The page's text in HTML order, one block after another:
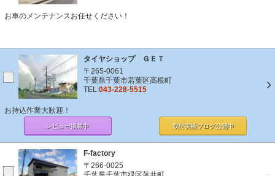
お車のメンテナンスお任せください！
タイヤショップ ＧＥＴ
〒265-0061
千葉県千葉市若葉区高根町
TEL:043-228-5515
お持込作業大歓迎！
レビュー掲載中 取付実績ブログ公開中
F-factory
〒266-0025